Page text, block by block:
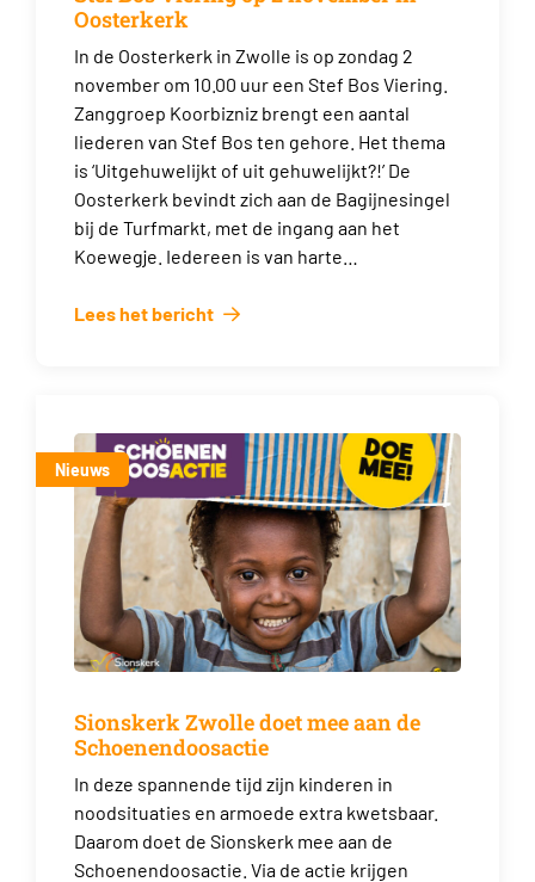
Oosterkerk
In de Oosterkerk in Zwolle is op zondag 2
november om 10.00 uur een Stef Bos Viering.
Zanggroep Koorbizniz brengt een aantal
liederen van Stef Bos ten gehore. Het thema
is ‘Uitgehuwelijkt of uit gehuwelijkt?!’ De
Oosterkerk bevindt zich aan de Bagijnesingel
bij de Turfmarkt, met de ingang aan het
Koewegje. Iedereen is van harte…
Lees het bericht
Nieuws
Sionskerk Zwolle doet mee aan de
Schoenendoosactie
In deze spannende tijd zijn kinderen in
noodsituaties en armoede extra kwetsbaar.
Daarom doet de Sionskerk mee aan de
Schoenendoosactie. Via de actie krijgen